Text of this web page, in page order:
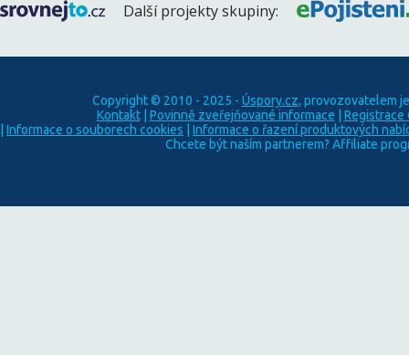
Další projekty skupiny:
Copyright © 2010 - 2025 - Úspory.cz, provozovatelem
Kontakt| Povinně zveřejňované informace
Registrace
Informace o souborech cookies
Informace o řazení produktových
Chcete být naším partnerem? Affiliate